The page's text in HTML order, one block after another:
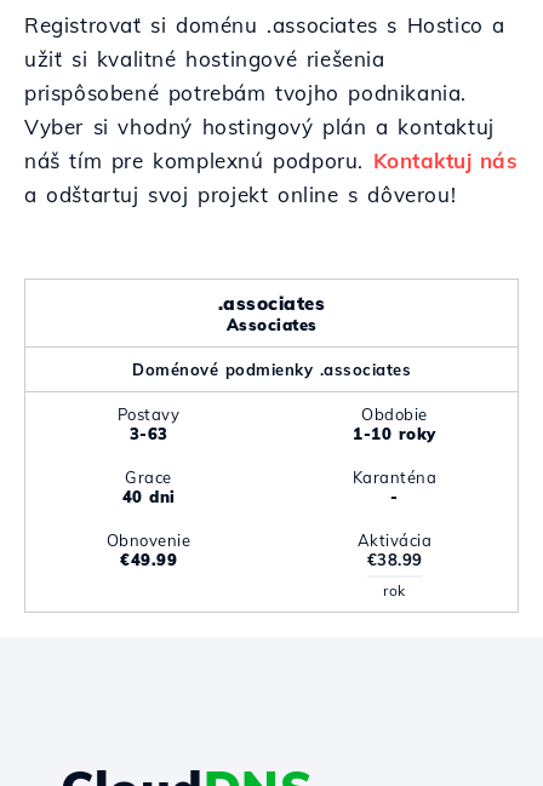
Registrovať si doménu .associates s Hostico a
užiť si kvalitné hostingové riešenia
prispôsobené potrebám tvojho podnikania.
Vyber si vhodný hostingový plán a kontaktuj
náš tím pre komplexnú podporu. Kontaktuj nás
a odštartuj svoj projekt online s dôverou!
.associates
Associates
Doménové podmienky .associates
Postavy
3-63
Obdobie
1-10 roky
Grace
40 dni
Karanténa
-
Obnovenie
€49.99
Aktivácia
€38.99
rok